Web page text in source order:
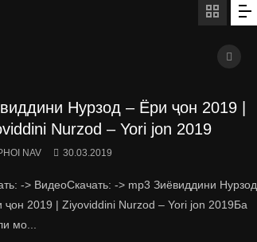
Нурзод – Ёри ҷон 2019 |
Nurzod – Yori jon 2019
NAV 30.03.2019
-> ВидеоСкачать: -> mp3 Зиёвиддини Нурзод
ҷон 2019 | Ziyoviddini Nurzod – Yori jon 2019Ба
мо...